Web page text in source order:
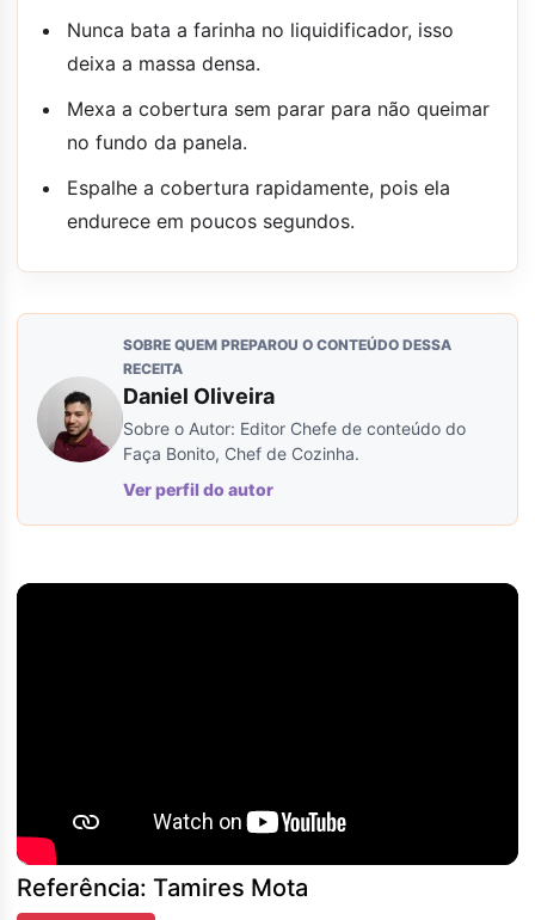
Nunca bata a farinha no liquidificador, isso
deixa a massa densa.
Mexa a cobertura sem parar para não queimar
no fundo da panela.
Espalhe a cobertura rapidamente, pois ela
endurece em poucos segundos.
SOBRE QUEM PREPAROU O CONTEÚDO DESSA
RECEITA
Daniel Oliveira
Sobre o Autor: Editor Chefe de conteúdo do
Faça Bonito, Chef de Cozinha.
Ver perfil do autor
Referência: Tamires Mota